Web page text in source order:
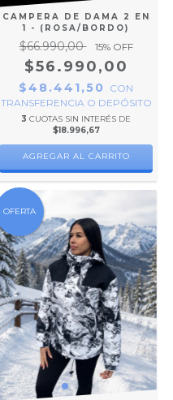
CAMPERA DE DAMA 2 EN
1 - (ROSA/BORDO)
$66.990,00 15% OFF
$56.990,00
$48.441,50
CON
TRANSFERENCIA O DEPÓSITO
3 CUOTAS SIN INTERÉS DE
$18.996,67
AGREGAR AL CARRITO
OFERTA